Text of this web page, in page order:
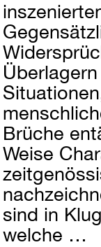
Brüche
Weise
sind in
welche …